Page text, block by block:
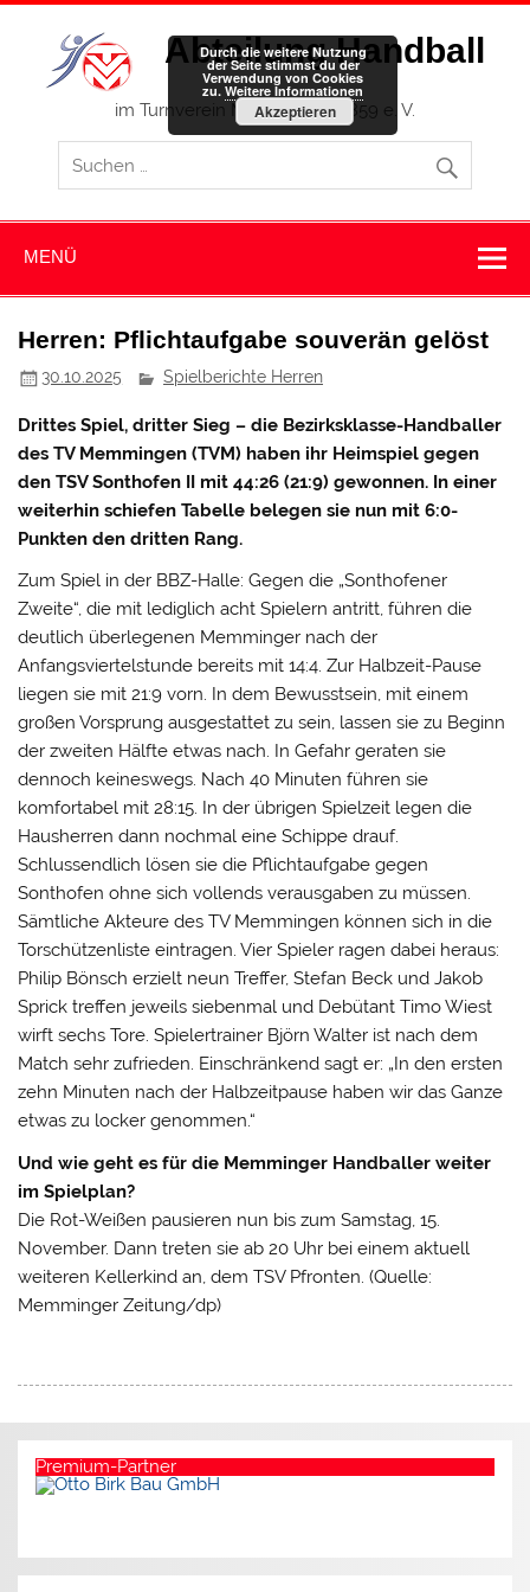
Zum
springen
Abteilung Handball
im Turnverein Memmingen 1859 e. V.
MENÜ
Herren: Pflichtaufgabe souverän gelöst
30.10.2025 Spielberichte Herren
Drittes Spiel, dritter Sieg – die Bezirksklasse-Handballer
des TV Memmingen (TVM) haben ihr Heimspiel gegen
den TSV Sonthofen II mit 44:26 (21:9) gewonnen. In einer
weiterhin schiefen Tabelle belegen sie nun mit 6:0-
Punkten den dritten Rang.
Zum Spiel in der BBZ-Halle: Gegen die „Sonthofener
Zweite“, die mit lediglich acht Spielern antritt, führen die
deutlich überlegenen Memminger nach der
Anfangsviertelstunde bereits mit 14:4. Zur Halbzeit-Pause
liegen sie mit 21:9 vorn. In dem Bewusstsein, mit einem
großen Vorsprung ausgestattet zu sein, lassen sie zu Beginn
der zweiten Hälfte etwas nach. In Gefahr geraten sie
dennoch keineswegs. Nach 40 Minuten führen sie
komfortabel mit 28:15. In der übrigen Spielzeit legen die
Hausherren dann nochmal eine Schippe drauf.
Schlussendlich lösen sie die Pflichtaufgabe gegen
Sonthofen ohne sich vollends verausgaben zu müssen.
Sämtliche Akteure des TV Memmingen können sich in die
Torschützenliste eintragen. Vier Spieler ragen dabei heraus:
Philip Bönsch erzielt neun Treffer, Stefan Beck und Jakob
Sprick treffen jeweils siebenmal und Debütant Timo Wiest
wirft sechs Tore. Spielertrainer Björn Walter ist nach dem
Match sehr zufrieden. Einschränkend sagt er: „In den ersten
zehn Minuten nach der Halbzeitpause haben wir das Ganze
etwas zu locker genommen.“
Und wie geht es für die Memminger Handballer weiter
im Spielplan?
Die Rot-Weißen pausieren nun bis zum Samstag, 15.
November. Dann treten sie ab 20 Uhr bei einem aktuell
weiteren Kellerkind an, dem TSV Pfronten. (Quelle:
Memminger Zeitung/dp)
Premium-Partner
Durch die weitere Nutzung
der Seite stimmst du der
Verwendung von Cookies
zu. Weitere Informationen
Akzeptieren